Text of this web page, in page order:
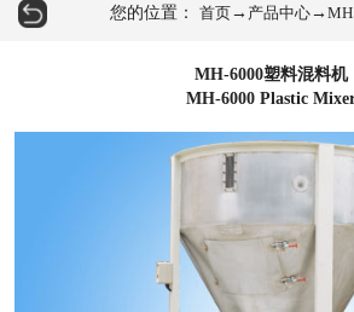
您的位置： 首页→ 产品中心→
MH-6000塑料混料机
MH-6000 Plastic